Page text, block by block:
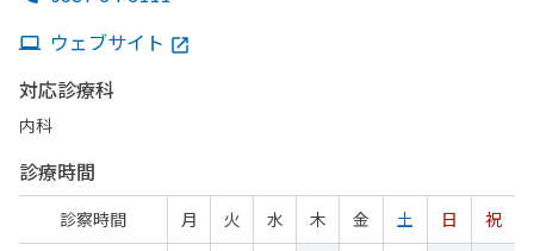
ウェブサイト
対応診療科
内科
診療時間
診察時間 月 火 水 木 金 土 日
祝